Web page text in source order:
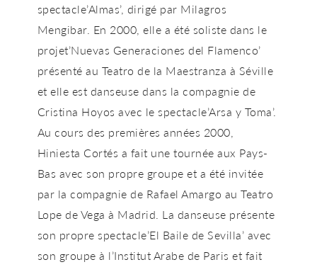
spectacle’Almas’, dirigé par Milagros
Mengibar. En 2000, elle a été soliste dans le
projet’Nuevas Generaciones del Flamenco’
présenté au Teatro de la Maestranza à Séville
et elle est danseuse dans la compagnie de
Cristina Hoyos avec le spectacle’Arsa y Toma’.
Au cours des premières années 2000,
Hiniesta Cortés a fait une tournée aux Pays-
Bas avec son propre groupe et a été invitée
par la compagnie de Rafael Amargo au Teatro
Lope de Vega à Madrid. La danseuse présente
son propre spectacle’El Baile de Sevilla’ avec
son groupe à l’Institut Arabe de Paris et fait